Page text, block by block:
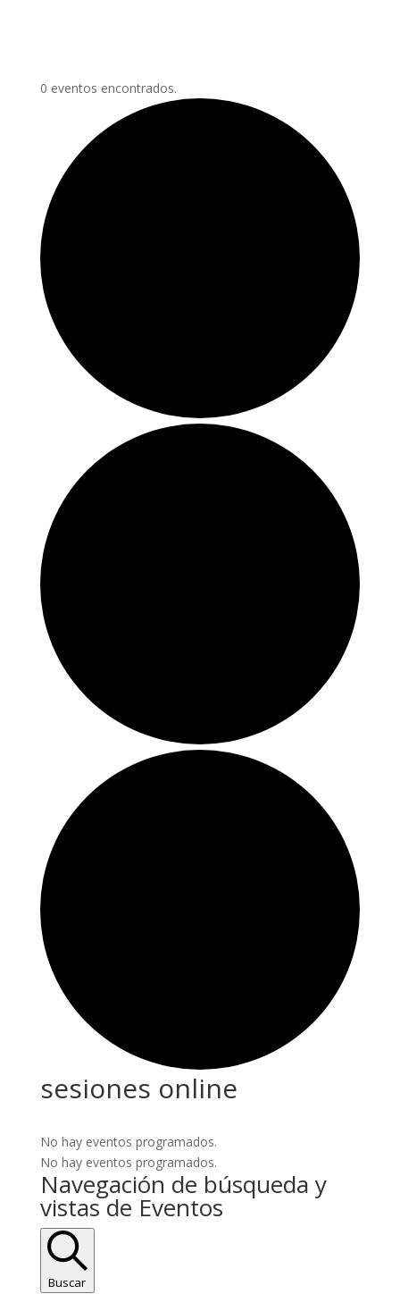
0 eventos encontrados.
sesiones online
No hay eventos programados.
No hay eventos programados.
Navegación de búsqueda y
vistas de Eventos
Buscar